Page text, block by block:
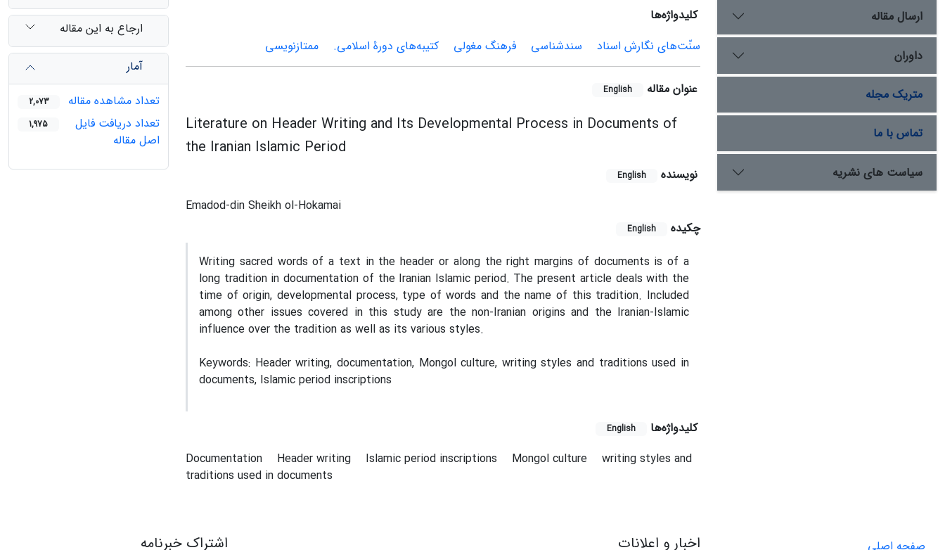
کلیدواژه‌ها
سنّت‌های نگارش اسناد
سندشناسی فرهنگ مغولی کتیبه‌های دورۀ اسلامی. ممتازنویسی
عنوان مقاله English
Literature on Header Writing and Its Developmental Process in Documents of
the Iranian Islamic Period
نویسنده English
Emadod-din Sheikh ol-Hokamai
چکیده
English
Writing sacred words of a text in the header or along the right margins of documents is of a
long tradition in documentation of the Iranian Islamic period. The present article deals with the
time of origin, developmental process, type of words and the name of this tradition. Included
among other issues covered in this study are the non-Iranian origins and the Iranian-Islamic
influence over the tradition as well as its various styles.
Keywords: Header writing, documentation, Mongol culture, writing styles and traditions used in
documents, Islamic period inscriptions
کلیدواژه‌ها English
Documentation Header writing Islamic period inscriptions Mongol culture
writing styles and
traditions used in documents
ارجاع به این مقاله
آمار
تعداد مشاهده مقاله
2,073
تعداد دریافت فایل
اصل مقاله
1,975
ارسال مقاله
داوران
متریک مجله
تماس با ما
سیاست های نشریه
صفحه اصلی اخبار و اعلانات اشتراک خبرنامه